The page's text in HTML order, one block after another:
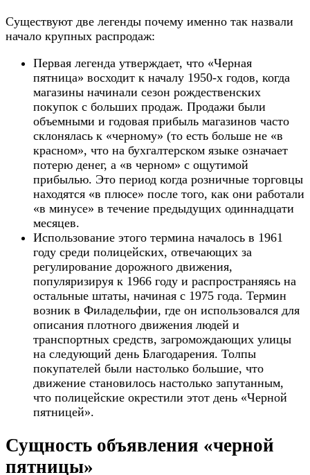
Существуют две легенды почему именно так назвали
начало крупных распродаж:
Первая легенда утверждает, что «Черная
пятница» восходит к началу 1950-х годов, когда
магазины начинали сезон рождественских
покупок с больших продаж. Продажи были
объемными и годовая прибыль магазинов часто
склонялась к «черному» (то есть больше не «в
красном», что на бухгалтерском языке означает
потерю денег, а «в черном» с ощутимой
прибылью. Это период когда розничные торговцы
находятся «в плюсе» после того, как они работали
«в минусе» в течение предыдущих одиннадцати
месяцев.
Использование этого термина началось в 1961
году среди полицейских, отвечающих за
регулирование дорожного движения,
популяризируя к 1966 году и распространяясь на
остальные штаты, начиная с 1975 года. Термин
возник в Филадельфии, где он использовался для
описания плотного движения людей и
транспортных средств, загромождающих улицы
на следующий день Благодарения. Толпы
покупателей были настолько большие, что
движение становилось настолько запутанным,
что полицейские окрестили этот день «Черной
пятницей».
Сущность объявления «черной
пятницы»